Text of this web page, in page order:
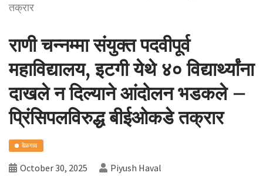
तक्रार
राणी चन्नम्मा संयुक्त पदवीपूर्व
महाविद्यालय, इटगी येथे ४० विद्यार्थ्यांना
दाखले न दिल्याने आंदोलन भडकले –
प्रिंसिपलविरुद्ध बीईओकडे तक्रार
बेळगाव
October 30, 2025 Piyush Haval